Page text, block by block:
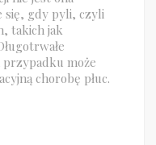
się, gdy pyli, czyli
takich jak
przypadku może
chorobę płuc.